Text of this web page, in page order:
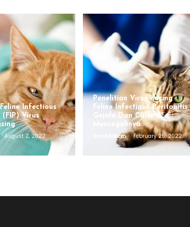
Infectious
Virus
August 2, 2022
Penelitian Virus Kucing
Feline Infectious Peritonitis,
Gejala Dan Cara
Mencegahnya
Draddiecm
February 25, 2022